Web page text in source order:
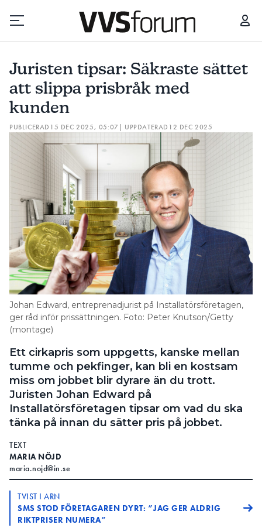
Prenumerera
Hantera prenumeration
Lediga jobb
Annonsera
Läs E-tidningen
Om tidningen
Kontakt
Information om GDPR
Search for:
SEARCH
Juristen tipsar: Säkraste sättet
att slippa prisbråk med
kunden
PUBLICERAD 15 DEC 2025, 05:07| UPPDATERAD 12 DEC 2025
Johan Edward, entreprenadjurist på Installatörsföretagen,
ger råd inför prissättningen. Foto: Peter Knutson/Getty
(montage)
Ett cirkapris som uppgetts, kanske mellan
tumme och pekfinger, kan bli en kostsam
miss om jobbet blir dyrare än du trott.
Juristen Johan Edward på
Installatörsföretagen tipsar om vad du ska
tänka på innan du sätter pris på jobbet.
TEXT
MARIA NÖJD
maria.nojd@in.se
TVIST I ARN
SMS STOD FÖRETAGAREN DYRT: ”JAG GER ALDRIG
RIKTPRISER NUMERA”